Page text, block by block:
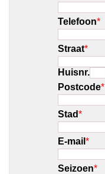
Telefoon*
Straat*
Huisnr.
Postcode*
Stad*
E-mail *
Seizoen*